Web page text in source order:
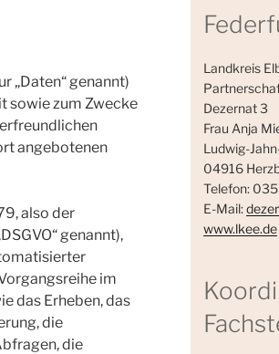
„Daten“ genannt)
sowie zum Zwecke
angebotenen
also der
genannt),
im
das Erheben, das
die
die
Landkreis
Dezernat 3
Frau Anja
Ludwig-
04916
Telefon:
E-Mail:
www.lkee.de